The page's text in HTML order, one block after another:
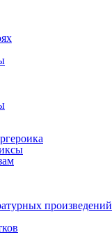
произведений